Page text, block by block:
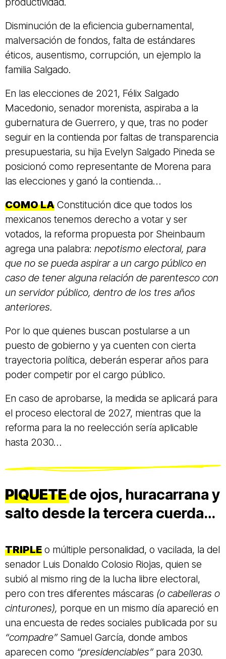
Disminución de la eficiencia gubernamental,
malversación de fondos, falta de estándares
éticos, ausentismo, corrupción, un ejemplo la
familia Salgado.
En las elecciones de 2021, Félix Salgado
Macedonio, senador morenista, aspiraba a la
gubernatura de Guerrero, y que, tras no poder
seguir en la contienda por faltas de transparencia
presupuestaria, su hija Evelyn Salgado Pineda se
posicionó como representante de Morena para
las elecciones y ganó la contienda…
COMO LA Constitución dice que todos los
mexicanos tenemos derecho a votar y ser
votados, la reforma propuesta por Sheinbaum
agrega una palabra: nepotismo electoral, para
que no se pueda aspirar a un cargo público en
caso de tener alguna relación de parentesco con
un servidor público, dentro de los tres años
anteriores.
Por lo que quienes buscan postularse a un
puesto de gobierno y ya cuenten con cierta
trayectoria política, deberán esperar años para
poder competir por el cargo público.
En caso de aprobarse, la medida se aplicará para
el proceso electoral de 2027, mientras que la
reforma para la no reelección sería aplicable
hasta 2030…
PIQUETEde ojos, huracarrana y
salto desde la tercera cuerda…
TRIPLE o múltiple personalidad, o vacilada, la del
senador Luis Donaldo Colosio Riojas, quien se
subió al mismo ring de la lucha libre electoral,
pero con tres diferentes máscaras (o cabelleras o
cinturones), porque en un mismo día apareció en
una encuesta de redes sociales publicada por su
“compadre”Samuel García, donde ambos
aparecen como “presidenciables” para 2030.